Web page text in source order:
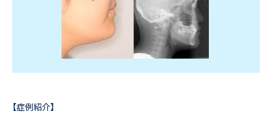
【症例紹介】